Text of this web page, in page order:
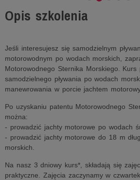
Opis szkolenia
Jeśli interesujesz się samodzielnym
motorowodnym po wodach morskich,
Motorowodnego Sternika Morskiego. Kurs
samodzielnego pływania po wodach
manewrowania w porcie jachtem
Po uzyskaniu patentu Motorowodnego
można:
- prowadzić jachty motorowe po wodach
- prowadzić jachty motorowe do 18 m
morskich.
Na nasz 3 dniowy kurs*, składają się
praktyczne. Zajęcia zaczynamy w